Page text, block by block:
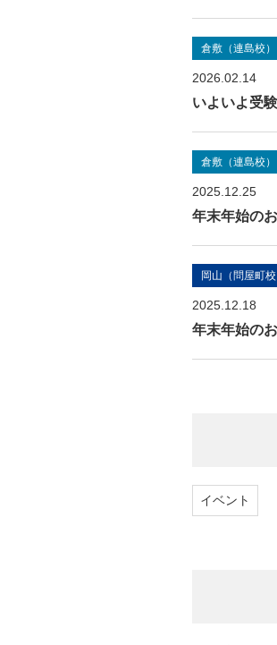
倉敷（連島校）
2026.02.14
いよいよ受
倉敷（連島校）
2025.12.25
年末年始の
岡山（問屋町校
2025.12.18
年末年始の
イベント